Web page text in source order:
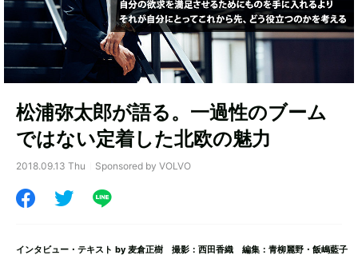
松浦弥太郎が語る。一過性のブーム
ではない定着した北欧の魅力
2018.09.13 Thu Sponsored by VOLVO
インタビュー・テキスト by 麦倉正樹 撮影：西田香織 編集：青柳麗野・飯嶋藍子